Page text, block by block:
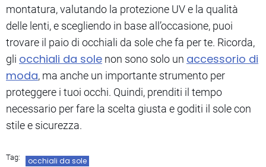
montatura, valutando la protezione UV e la qualità
delle lenti, e scegliendo in base all’occasione, puoi
trovare il paio di occhiali da sole che fa per te. Ricorda,
gli occhiali da sole non sono solo un accessorio di
moda, ma anche un importante strumento per
proteggere i tuoi occhi. Quindi, prenditi il tempo
necessario per fare la scelta giusta e goditi il sole con
stile e sicurezza.
Tag: occhiali da sole